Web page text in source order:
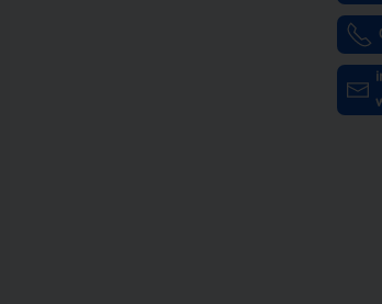
kann. Die erste Service-Gruppe ist